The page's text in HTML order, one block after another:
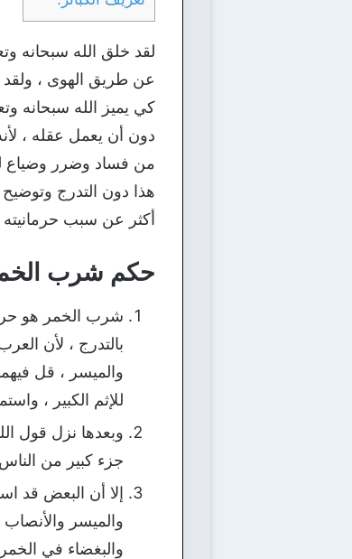
لقد خلق الله سبحانه
عن طريق الهوى ، ولقد
كي يميز الله سبحانه
دون أن يعمل عقله ،
من فساد وضرر وضياع
هذا دون التدرج
أكثر عن سبب حرمانيته
حكم شرب
شرب الخمر هو حرام
بالتدرج ، لأن
والميسر ، قل
للإثم الكبير ،
وبعدها نزل قول
جزء كبير من
إلا أن البعض قد
والميسر
والبغضاء في